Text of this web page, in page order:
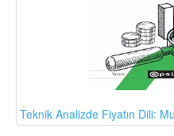
Teknik Analizde Fiyatın Dili: